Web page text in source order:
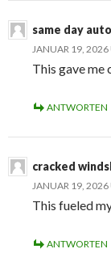
same day
JANUAR 19,
This gave
ANTWORTEN
cracked
JANUAR 19,
This fueled
ANTWORTEN